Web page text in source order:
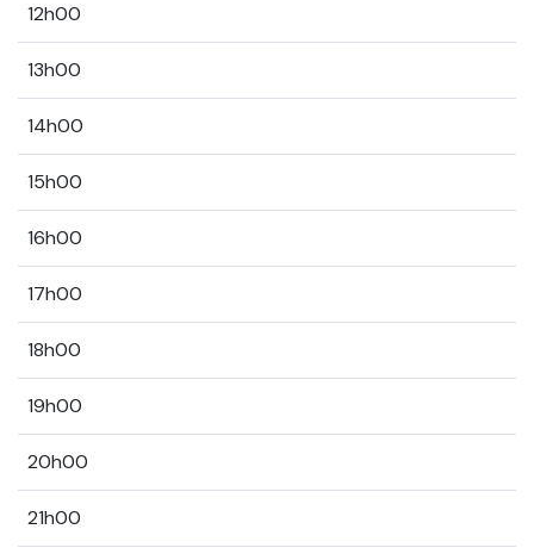
12h00
13h00
14h00
15h00
16h00
17h00
18h00
19h00
20h00
21h00